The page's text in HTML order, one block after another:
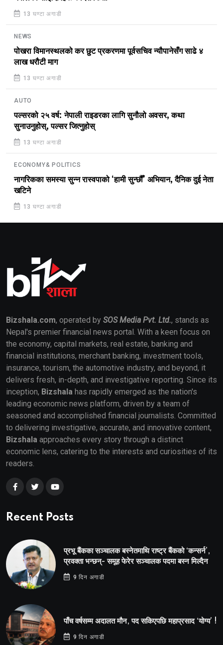
13 घण्टा अगाडी
NEWS
पोखरा विमानस्थलको कर छुट प्रकरणमा पूर्वसचिव न्यौपानेसँग साढे ४
लाख धरौटी माग
13 घण्टा अगाडी
AUTO
पल्सरको २५ वर्ष: नेपाली राइडरका लागि सुनौलो अवसर, कथा
सुनाउनुहोस्, पल्सर जित्नुहोस्
13 घण्टा अगाडी
ECONOMY& POLITICS
नागरिकका समस्या सुन्न रास्वपाको ‘हामी सुन्छौँ’ अभियान, दैनिक दुई नेता
खटिने
13 घण्टा अगाडी
Bizshala.com, operated by SOS Media Pvt. Ltd., stands as
Nepal's premier financial news portal. With a keen focus on
the economy, capital markets, real estate, banking and
financial institutions, merchant banking, investment tools,
insurance, tourism, the automotive industry, and beyond, it
delivers fresh, in-depth, and investigative reporting. Since its
inception, Bizshala has rapidly emerged as the nation's
leading economic news platform, driven by a team of
seasoned and accomplished financial journalists. Committed
to delivering investigative, accurate, and innovative content,
Bizshala approaches every story through a distinct
economic lens, catering to the interests and curiosities of its
readers.
Recent Posts
प्रभू बैंकका सञ्चालक बस्नेतमाथि राष्ट्र बैंकको ‘कन्सर्न’,
प्रवक्ता भन्छन्- समूह फेरेर सञ्चालक पदमा बस्न मिल्दैन
9 दिन अगाडी
पाँच वर्षसम्म अदालत मौन, पद सकिएपछि महाप्रसाद ‘योग्य’ !
9 दिन अगाडी